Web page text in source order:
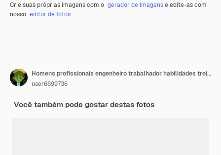
Crie suas próprias imagens com o gerador de imagense edite-as com
nosso editor de fotos.
Homens profissionais engenheiro trabalhador habilidades treinamento de manutenção de qualidade indústria trabalhador de fábrica armazém oficina para produção de equipe de engenharia mecânica de operadores de fábrica
user6699736
Você também pode gostar destas fotos